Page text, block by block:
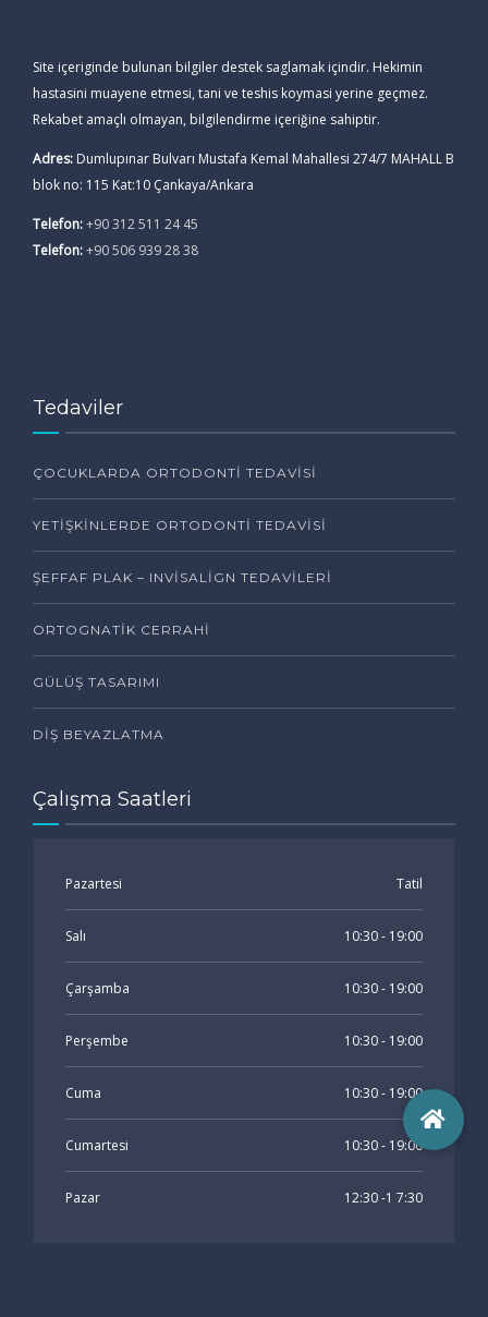
Site içeriginde bulunan bilgiler destek saglamak içindir. Hekimin
hastasini muayene etmesi, tani ve teshis koymasi yerine geçmez.
Rekabet amaçlı olmayan, bilgilendirme içeriğine sahiptir.
Adres: Dumlupınar Bulvarı Mustafa Kemal Mahallesi 274/7 MAHALL B
blok no: 115 Kat:10 Çankaya/Ankara
Telefon:+90 312 511 24 45
Telefon:+90 506 939 28 38
Tedaviler
ÇOCUKLARDA ORTODONTI TEDAVISI
YETIŞKINLERDE ORTODONTI TEDAVISI
ŞEFFAF PLAK – INVISALIGN TEDAVILERI
ORTOGNATIK CERRAHI
GÜLÜŞ TASARIMI
DIŞ BEYAZLATMA
Çalışma Saatleri
Pazartesi Tatil
Salı 10:30 - 19:00
Çarşamba 10:30 - 19:00
Perşembe 10:30 - 19:00
Cuma 10:30 - 19:00
Cumartesi 10:30 - 19:00
Pazar 12:30 -1 7:30